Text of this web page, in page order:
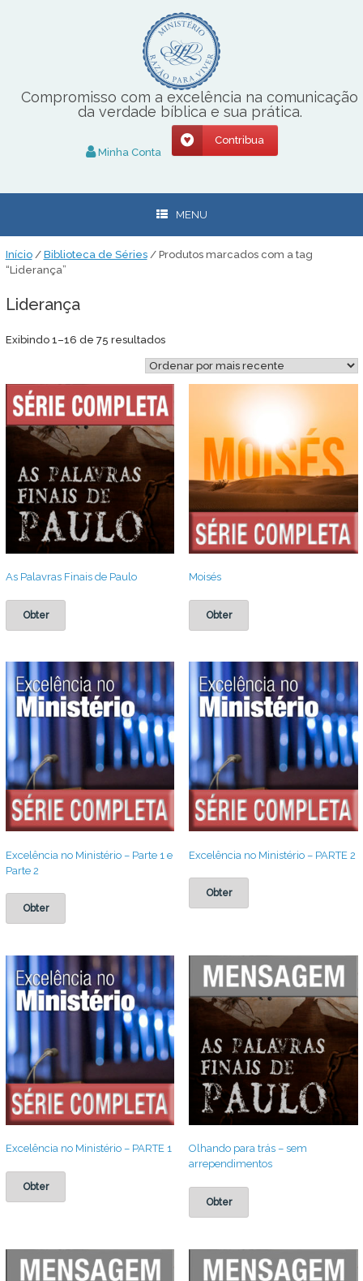
Compromisso com a excelência na comunicação
da verdade bíblica e sua prática.
Minha Conta
Contribua
MENU
Início/ Biblioteca de Séries/ Produtos marcados com a tag
“Liderança”
Liderança
Exibindo 1–16 de 75 resultadosClassificado
mais
recente
As Palavras Finais de Paulo
Obter
Moisés
Obter
Excelência no Ministério – Parte 1 e
Parte 2
Obter
Excelência no Ministério – PARTE 2
Obter
Excelência no Ministério – PARTE 1
Obter
Olhando para trás – sem
arrependimentos
Obter